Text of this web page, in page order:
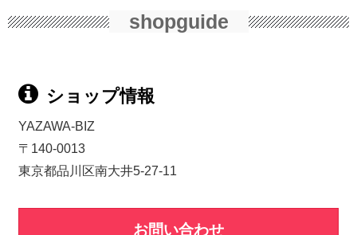
shopguide
ショップ情報
YAZAWA-BIZ
〒140-0013
東京都品川区南大井5-27-11
お問い合わせ